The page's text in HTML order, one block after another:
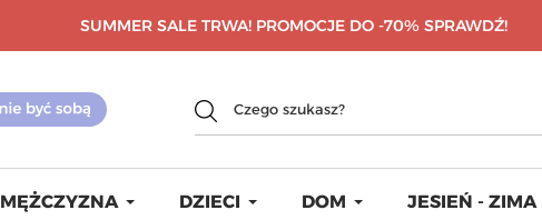
SUMMER SALE TRWA! PROMOCJE DO -70% SPRAWDŹ!
MĘŻCZYZNA DZIECI DOM JESIEŃ - ZIMA